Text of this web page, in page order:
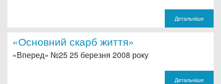
Детальніше
«Основний скарб життя»
«Вперед» №25 25 березня 2008 року
Детальніше